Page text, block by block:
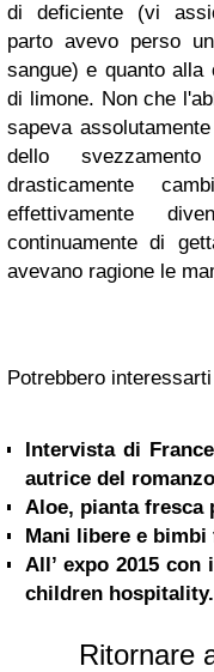
di deficiente (vi
parto avevo perso
sangue) e quanto
di limone. Non che
sapeva
dello
drasticamente
effettivamente
continuamente di
avevano ragione le
Potrebbero
Intervista di
autrice del
Aloe, pianta fresca
Mani libere e bimbi
All’ expo 2015
children
Ritornare